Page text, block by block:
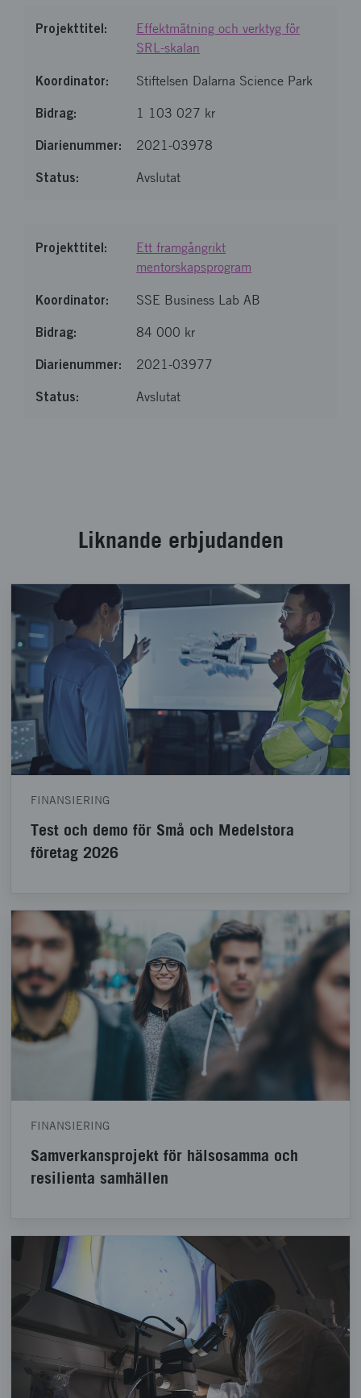
Effektmätning och verktyg för
SRL-skalan
Stiftelsen Dalarna Science Park
1 103 027 kr
2021-03978
Avslutat
Ett framgångrikt
mentorskapsprogram
SSE Business Lab AB
84 000 kr
2021-03977
Avslutat
Liknande erbjudanden
FINANSIERING
Test och demo för Små och Medelstora
företag 2026
FINANSIERING
Samverkansprojekt för hälsosamma och
resilienta samhällen